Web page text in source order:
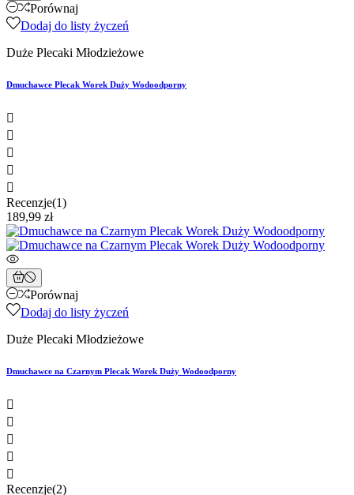
Porównaj
Dodaj do listy życzeń
Duże Plecaki Młodzieżowe
Dmuchawce Plecak Worek Duży Wodoodporny





Recenzje(1)
189,99 zł
Porównaj
Dodaj do listy życzeń
Duże Plecaki Młodzieżowe
Dmuchawce na Czarnym Plecak Worek Duży Wodoodporny





Recenzje(2)